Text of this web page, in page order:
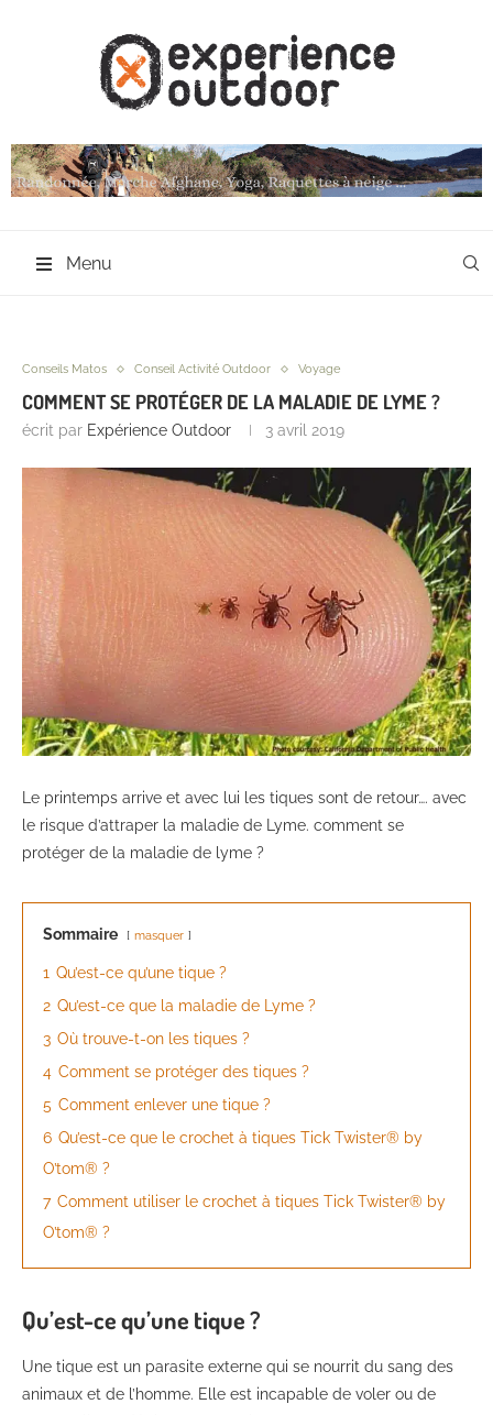
Menu
Conseils Matos Conseil Activité Outdoor Voyage
COMMENT SE PROTÉGER DE LA MALADIE DE LYME ?
écrit par Expérience Outdoor 3 avril 2019
Le printemps arrive et avec lui les tiques sont de retour…. avec
le risque d’attraper la maladie de Lyme. comment se
protéger de la maladie de lyme ?
Sommaire masquer
1 Qu’est-ce qu’une tique ?
2 Qu’est-ce que la maladie de Lyme ?
3 Où trouve-t-on les tiques ?
4 Comment se protéger des tiques ?
5 Comment enlever une tique ?
6 Qu’est-ce que le crochet à tiques Tick Twister® by
O’tom® ?
7 Comment utiliser le crochet à tiques Tick Twister® by
O’tom® ?
Qu’est-ce qu’une tique ?
Une tique est un parasite externe qui se nourrit du sang des
animaux et de l’homme. Elle est incapable de voler ou de